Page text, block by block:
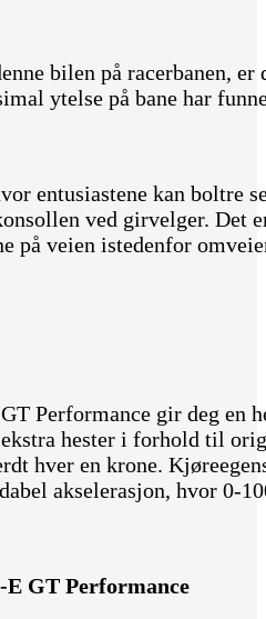
bilen på racerbanen,
ytelse på bane har
entusiastene kan boltre
ved girvelger. Det
på veien istedenfor
Performance gir deg en
hester i forhold til
hver en krone.
akselerasjon, hvor 0-
GT Performance